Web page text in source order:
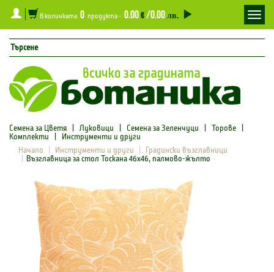
В количката 0 продукта - 0.00€/0.00лв.
Семена за Цветя |Луковици Семена за Зеленчуци Торове
Комплекти
Инструменти и други
Начало
Инструменти и други
Градински възглавници
Възглавница за стол Тоскана 46x46, палмово-жълто